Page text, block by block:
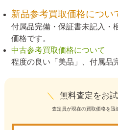
新品参考買取価格につい
付属品完備・保証書未記入・
価格です。
中古参考買取価格について
程度の良い「美品」、付属品
＼ 無料査定をお
査定員が現在の買取価格を迅